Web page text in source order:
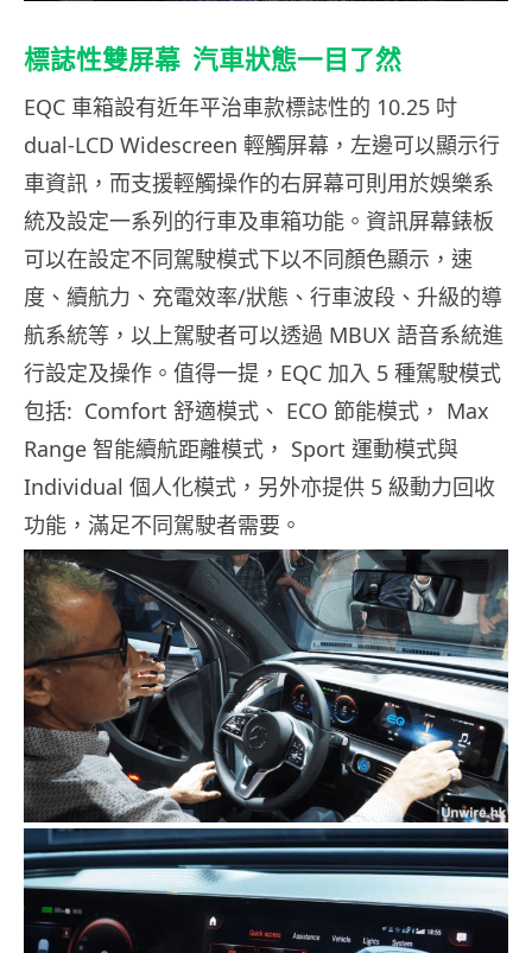
標誌性雙屏幕 汽車狀態一目了然
EQC 車箱設有近年平治車款標誌性的 10.25 吋
dual-LCD Widescreen 輕觸屏幕，左邊可以顯示行
車資訊，而支援輕觸操作的右屏幕可則用於娛樂系
統及設定一系列的行車及車箱功能。資訊屏幕錶板
可以在設定不同駕駛模式下以不同顏色顯示，速
度、續航力、充電效率/狀態、行車波段、升級的導
航系統等，以上駕駛者可以透過 MBUX 語音系統進
行設定及操作。值得一提，EQC 加入 5 種駕駛模式
包括: Comfort 舒適模式、 ECO 節能模式， Max
Range 智能續航距離模式， Sport 運動模式與
Individual 個人化模式，另外亦提供 5 級動力回收
功能，滿足不同駕駛者需要。